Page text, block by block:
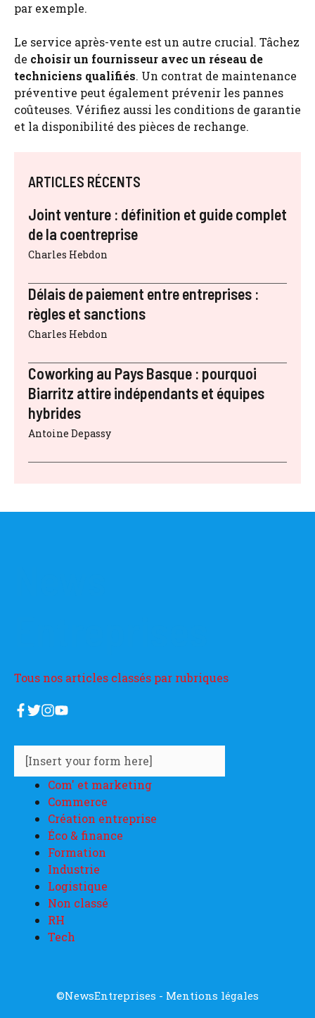
par exemple.
Le service après-vente est un autre crucial. Tâchez
de choisir un fournisseur avec un réseau de
techniciens qualifiés. Un contrat de maintenance
préventive peut également prévenir les pannes
coûteuses. Vérifiez aussi les conditions de garantie
et la disponibilité des pièces de rechange.
ARTICLES RÉCENTS
Joint venture : définition et guide complet
de la coentreprise
Charles Hebdon
Délais de paiement entre entreprises :
règles et sanctions
Charles Hebdon
Coworking au Pays Basque : pourquoi
Biarritz attire indépendants et équipes
hybrides
Antoine Depassy
Tous nos articles classés par rubriques
[Insert your form here]
Com' et marketing
Commerce
Création entreprise
Éco & finance
Formation
Industrie
Logistique
Non classé
RH
Tech
©NewsEntreprises - Mentions légales